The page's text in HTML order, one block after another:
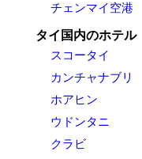
チェンマイ空港
タイ国内のホテル
スコータイ
カンチャナブリ
ホアヒン
ウドンタニ
クラビ